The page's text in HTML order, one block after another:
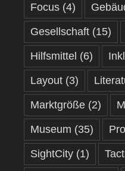
Focus (4)
Gesellschaft (15)
Hilfsmittel (6)
Layout (3)
Marktgröße (2)
Museum (35)
SightCity (1)